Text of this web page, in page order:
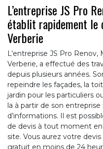
L’entreprise JS Pro
établit rapidement le
Verberie
L’entreprise JS Pro Renov,
Verberie, a effectué des
depuis plusieurs années.
repeindre les façades, la
jardin pour les particuliers
la à partir de son
d’informations. Il est
de devis à tout moment
site. Vous aurez votre
gratuit en moins de 24